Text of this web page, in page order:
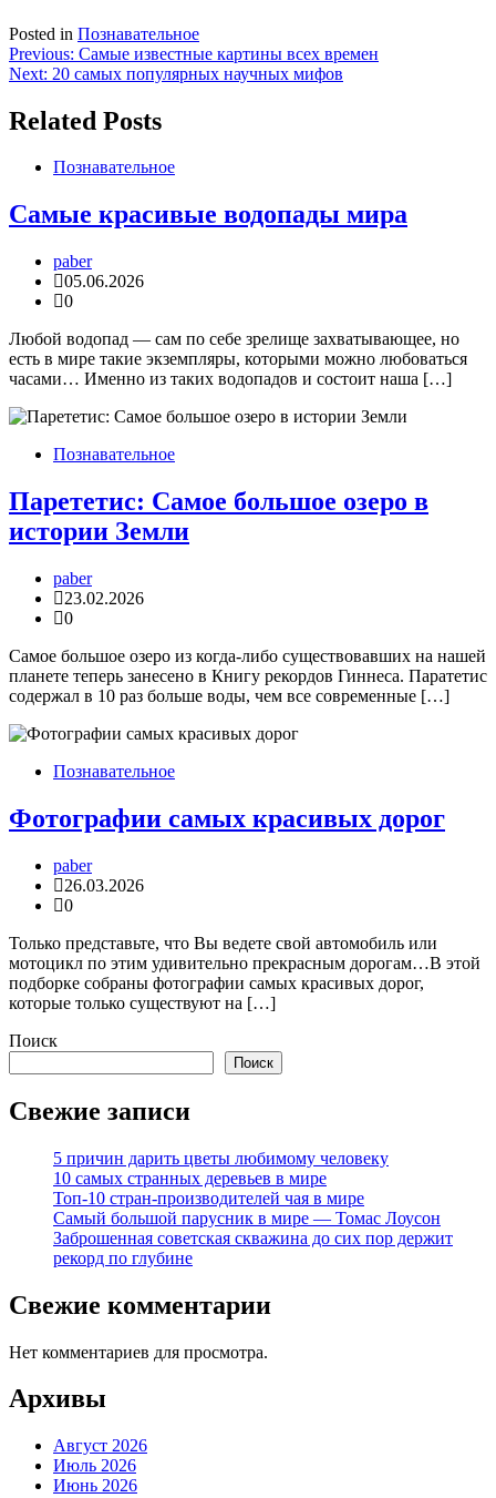
Posted in Познавательное
Навигация
по
записям
Previous: Самые известные картины всех времен
Next: 20 самых популярных научных мифов
Related Posts
Познавательное
Самые красивые водопады мира
paber
05.06.2026
0
Любой водопад — сам по себе зрелище захватывающее, но
есть в мире такие экземпляры, которыми можно любоваться
часами… Именно из таких водопадов и состоит наша […]
Познавательное
Парететис: Самое большое озеро в
истории Земли
paber
23.02.2026
0
Самое большое озеро из когда-либо существовавших на нашей
планете теперь занесено в Книгу рекордов Гиннеса. Паратетис
содержал в 10 раз больше воды, чем все современные […]
Познавательное
Фотографии самых красивых дорог
paber
26.03.2026
0
Только представьте, что Вы ведете свой автомобиль или
мотоцикл по этим удивительно прекрасным дорогам…В этой
подборке собраны фотографии самых красивых дорог,
которые только существуют на […]
Поиск
Поиск
Свежие записи
5 причин дарить цветы любимому человеку
10 самых странных деревьев в мире
Топ-10 стран-производителей чая в мире
Самый большой парусник в мире — Томас Лоусон
Заброшенная советская скважина до сих пор держит
рекорд по глубине
Свежие комментарии
Нет комментариев для просмотра.
Архивы
Август 2026
Июль 2026
Июнь 2026